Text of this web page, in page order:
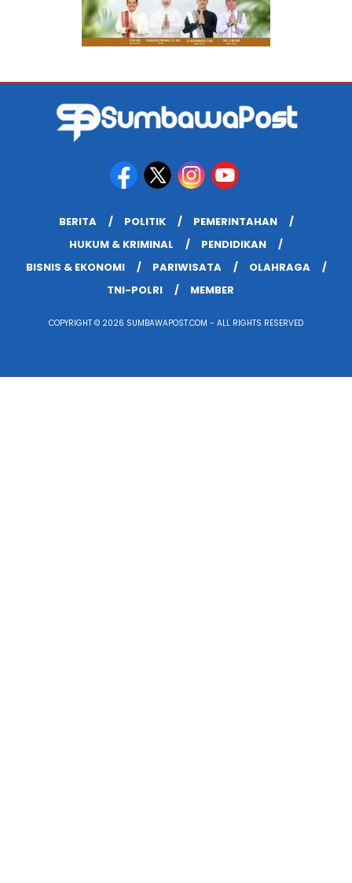
BERITA POLITIK
PEMERINTAHAN
HUKUM & KRIMINAL
PENDIDIKAN
BISNIS & EKONOMI
PARIWISATA
OLAHRAGA
TNI-POLRI
MEMBER
COPYRIGHT © 2026 SUMBAWAPOST.COM - ALL RIGHTS RESERVED